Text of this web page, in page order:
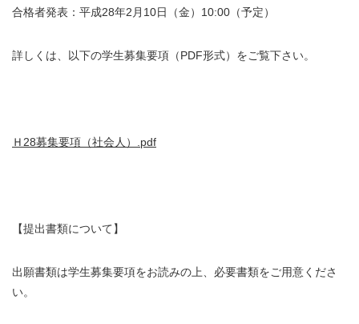
合格者発表：平成28年2月10日（金）10:00（予定）
詳しくは、以下の学生募集要項（PDF形式）をご覧下さい。
Ｈ28募集要項（社会人）.pdf
【提出書類について】
出願書類は学生募集要項をお読みの上、必要書類をご用意くださ
い。